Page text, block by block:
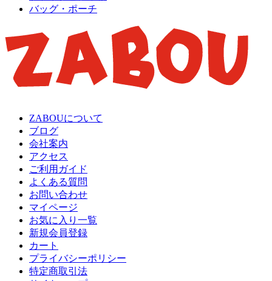
バッグ・ポーチ
ZABOUについて
ブログ
会社案内
アクセス
ご利用ガイド
よくある質問
お問い合わせ
マイページ
お気に入り一覧
新規会員登録
カート
プライバシーポリシー
特定商取引法